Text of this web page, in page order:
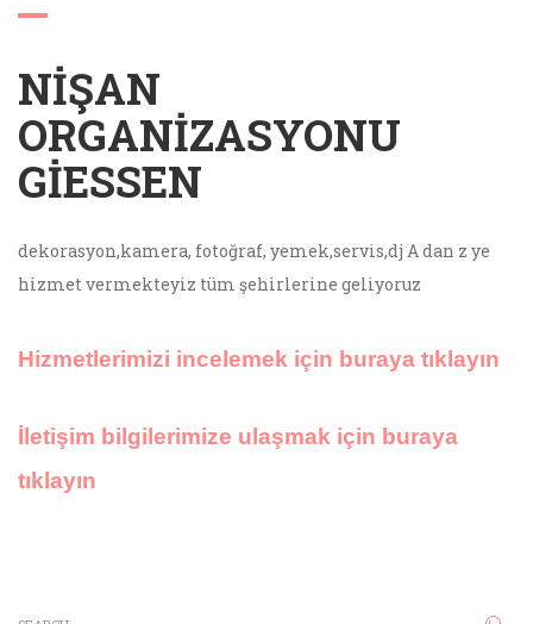
NIŞAN
ORGANIZASYONU
GIESSEN
dekorasyon,kamera, fotoğraf, yemek,servis,dj A dan z ye
hizmet vermekteyiz tüm şehirlerine geliyoruz
Hizmetlerimizi incelemek için buraya tıklayın
İletişim bilgilerimize ulaşmak için buraya
tıklayın